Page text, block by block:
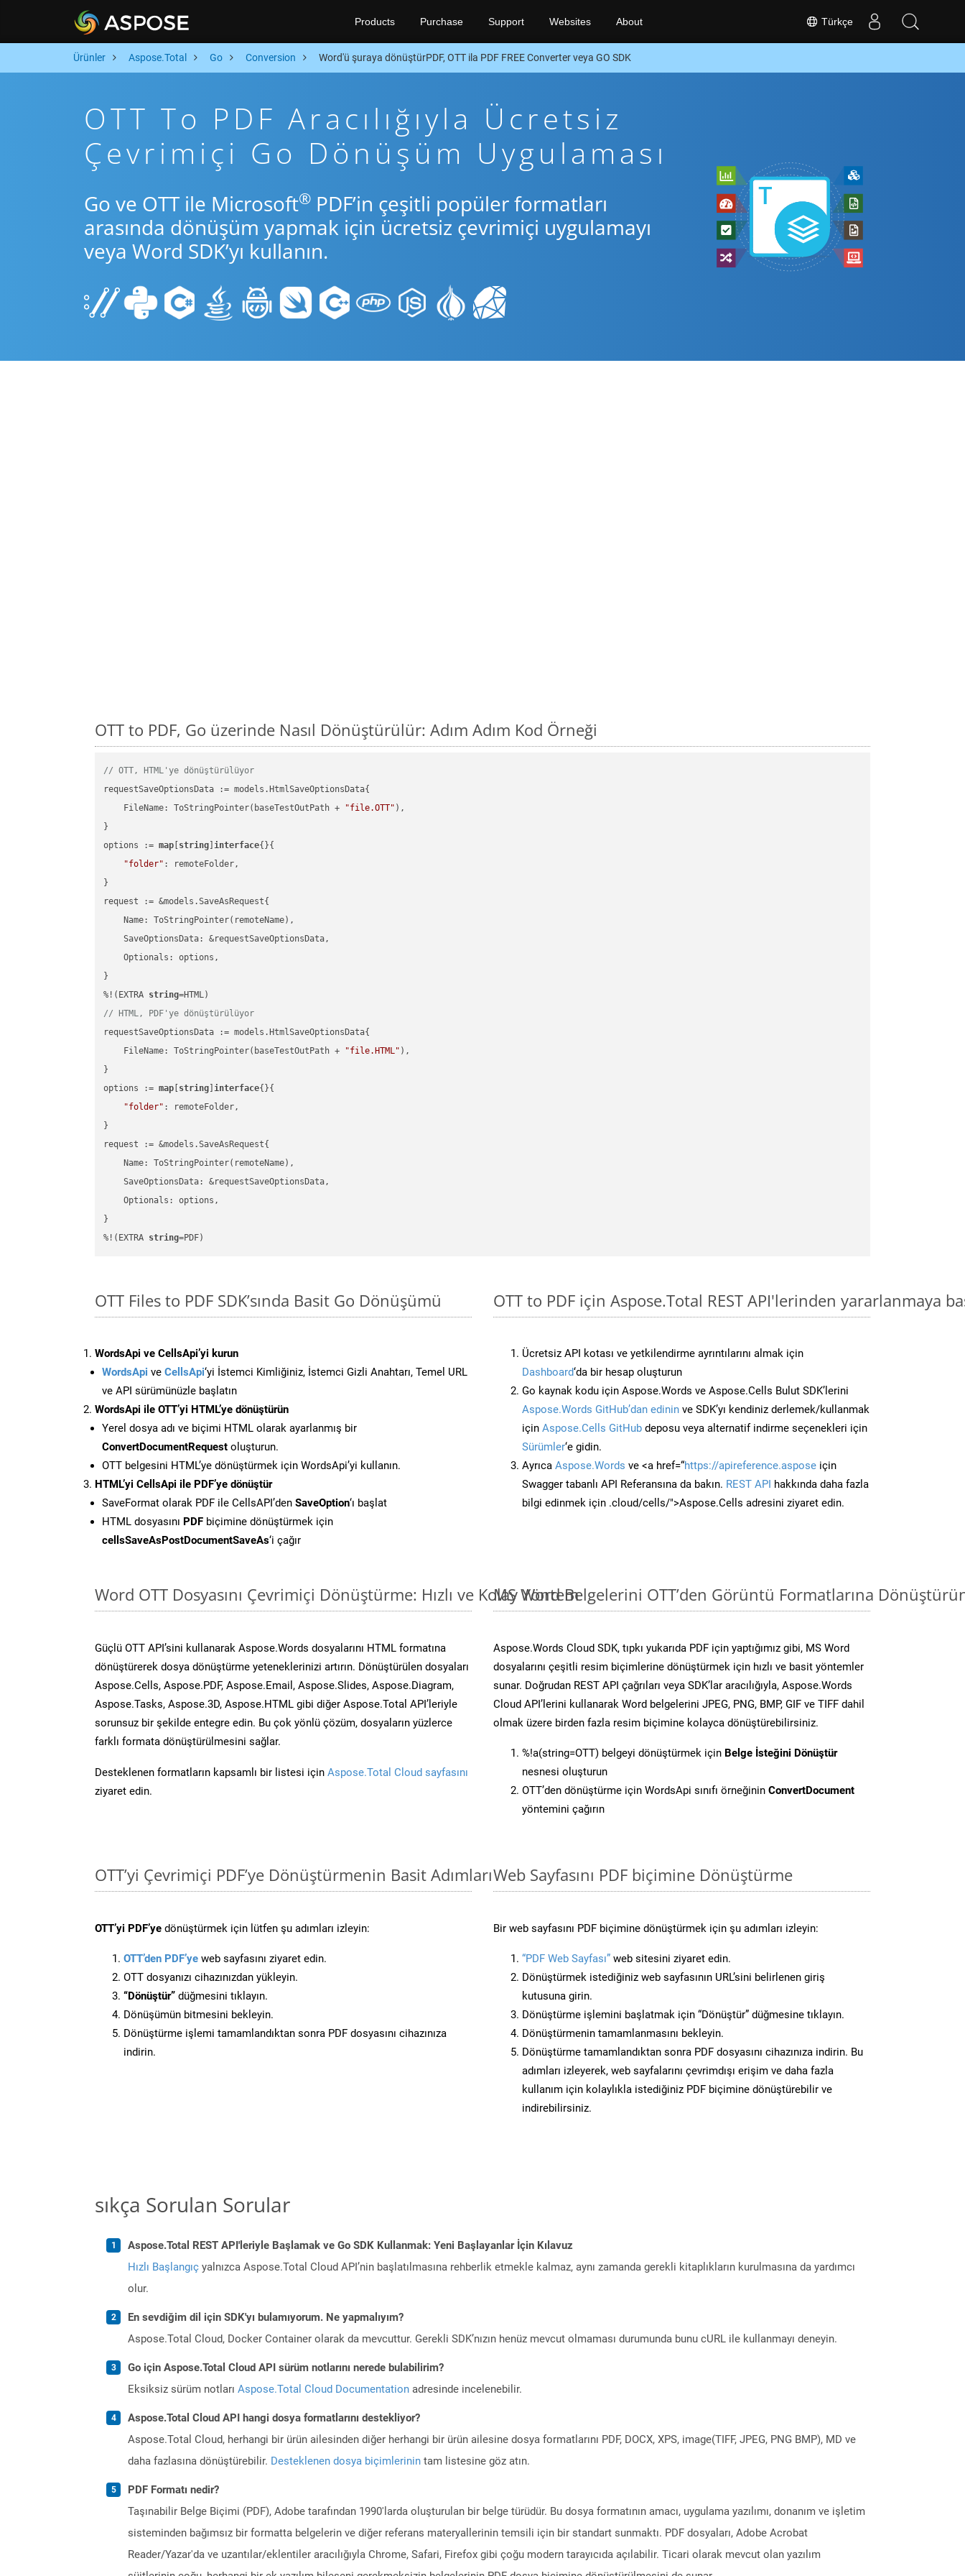
Türkçe
Products Purchase Support Websites About
Ürünler Aspose.Total Go Conversion Word'ü şuraya dönüştürPDF, OTT ila PDF FREE Converter veya GO SDK
OTT To PDF Aracılığıyla Ücretsiz
Çevrimiçi Go Dönüşüm Uygulaması
Go ve OTT ile Microsoft® PDF’in çeşitli popüler formatları
arasında dönüşüm yapmak için ücretsiz çevrimiçi uygulamayı
veya Word SDK’yı kullanın.
OTT to PDF, Go üzerinde Nasıl Dönüştürülür: Adım Adım Kod Örneği
// OTT, HTML'ye dönüştürülüyor
requestSaveOptionsData := models.HtmlSaveOptionsData{
    FileName: ToStringPointer(baseTestOutPath +
"file.OTT" ),
}
options := map string ]interface{}{
"folder" : remoteFolder,
}
request := &models.SaveAsRequest{
    Name: ToStringPointer(remoteName),
    SaveOptionsData: &requestSaveOptionsData,
    Optionals: options,
}
%!(EXTRA string
// HTML, PDF'ye dönüştürülüyor
requestSaveOptionsData := models.HtmlSaveOptionsData{
    FileName: ToStringPointer(baseTestOutPath +
"file.HTML" ),
}
options := map string ]interface{}{
"folder" : remoteFolder,
}
request := &models.SaveAsRequest{
    Name: ToStringPointer(remoteName),
    SaveOptionsData: &requestSaveOptionsData,
    Optionals: options,
}
%!(EXTRA string=PDF)
OTT Files to PDF SDK’sında Basit Go Dönüşümü
WordsApi ve CellsApi’yi kurun
WordsApi ve CellsApi‘yi İstemci Kimliğiniz, İstemci Gizli Anahtarı, Temel URL
ve API sürümünüzle başlatın
WordsApi ile OTT’yi HTML’ye dönüştürün
Yerel dosya adı ve biçimi HTML olarak ayarlanmış bir
ConvertDocumentRequest oluşturun.
OTT belgesini HTML’ye dönüştürmek için WordsApi’yi kullanın.
HTML’yi CellsApi ile PDF’ye dönüştür
SaveFormat olarak PDF ile CellsAPI’den SaveOption‘ı başlat
HTML dosyasını PDF biçimine dönüştürmek için
cellsSaveAsPostDocumentSaveAs‘i çağır
OTT to PDF için Aspose.Total REST API'lerinden yararlanmaya
Ücretsiz API kotası ve yetkilendirme ayrıntılarını almak için
Dashboard‘da bir hesap oluşturun
Go kaynak kodu için Aspose.Words ve Aspose.Cells Bulut SDK’lerini
Aspose.Words GitHub’dan edinin ve SDK’yı kendiniz derlemek/kullanmak
için Aspose.Cells GitHub deposu veya alternatif indirme seçenekleri için
Sürümler‘e gidin.
Ayrıca Aspose.Words ve <a href=“https://apireference.aspose için
Swagger tabanlı API Referansına da bakın. REST API hakkında daha fazla
bilgi edinmek için .cloud/cells/">Aspose.Cells adresini ziyaret edin.
Word OTT Dosyasını Çevrimiçi Dönüştürme: Hızlı ve Kolay Yöntem
Güçlü OTT API’sini kullanarak Aspose.Words dosyalarını HTML formatına
dönüştürerek dosya dönüştürme yeteneklerinizi artırın. Dönüştürülen dosyaları
Aspose.Cells, Aspose.PDF, Aspose.Email, Aspose.Slides, Aspose.Diagram,
Aspose.Tasks, Aspose.3D, Aspose.HTML gibi diğer Aspose.Total API’leriyle
sorunsuz bir şekilde entegre edin. Bu çok yönlü çözüm, dosyaların yüzlerce
farklı formata dönüştürülmesini sağlar.
Desteklenen formatların kapsamlı bir listesi için Aspose.Total Cloud sayfasını
ziyaret edin.
MS Word Belgelerini OTT’den Görüntü Formatlarına Dönüştürün
Aspose.Words Cloud SDK, tıpkı yukarıda PDF için yaptığımız gibi, MS Word
dosyalarını çeşitli resim biçimlerine dönüştürmek için hızlı ve basit yöntemler
sunar. Doğrudan REST API çağrıları veya SDK’lar aracılığıyla, Aspose.Words
Cloud API’lerini kullanarak Word belgelerini JPEG, PNG, BMP, GIF ve TIFF dahil
olmak üzere birden fazla resim biçimine kolayca dönüştürebilirsiniz.
%!a(string=OTT) belgeyi dönüştürmek için Belge İsteğini Dönüştür
nesnesi oluşturun
OTT’den dönüştürme için WordsApi sınıfı örneğinin ConvertDocument
yöntemini çağırın
OTT’yi Çevrimiçi PDF’ye Dönüştürmenin Basit Adımları
OTT’yi PDF’ye dönüştürmek için lütfen şu adımları izleyin:
OTT’den PDF’ye web sayfasını ziyaret edin.
OTT dosyanızı cihazınızdan yükleyin.
“Dönüştür” düğmesini tıklayın.
Dönüşümün bitmesini bekleyin.
Dönüştürme işlemi tamamlandıktan sonra PDF dosyasını cihazınıza
indirin.
Web Sayfasını PDF biçimine Dönüştürme
Bir web sayfasını PDF biçimine dönüştürmek için şu adımları izleyin:
“PDF Web Sayfası” web sitesini ziyaret edin.
Dönüştürmek istediğiniz web sayfasının URL’sini belirlenen giriş
kutusuna girin.
Dönüştürme işlemini başlatmak için “Dönüştür” düğmesine tıklayın.
Dönüştürmenin tamamlanmasını bekleyin.
Dönüştürme tamamlandıktan sonra PDF dosyasını cihazınıza indirin. Bu
adımları izleyerek, web sayfalarını çevrimdışı erişim ve daha fazla
kullanım için kolaylıkla istediğiniz PDF biçimine dönüştürebilir ve
indirebilirsiniz.
sıkça Sorulan Sorular
Aspose.Total REST API'leriyle Başlamak ve Go SDK Kullanmak: Yeni Başlayanlar İçin Kılavuz
Hızlı Başlangıç yalnızca Aspose.Total Cloud API’nin başlatılmasına rehberlik etmekle kalmaz, aynı zamanda gerekli kitaplıkların kurulmasına da yardımcı
olur.
En sevdiğim dil için SDK'yı bulamıyorum. Ne yapmalıyım?
Aspose.Total Cloud, Docker Container olarak da mevcuttur. Gerekli SDK’nızın henüz mevcut olmaması durumunda bunu cURL ile kullanmayı deneyin.
Go için Aspose.Total Cloud API sürüm notlarını nerede bulabilirim?
Eksiksiz sürüm notları Aspose.Total Cloud Documentation adresinde incelenebilir.
Aspose.Total Cloud API hangi dosya formatlarını destekliyor?
Aspose.Total Cloud, herhangi bir ürün ailesinden diğer herhangi bir ürün ailesine dosya formatlarını PDF, DOCX, XPS, image(TIFF, JPEG, PNG BMP), MD ve
daha fazlasına dönüştürebilir. Desteklenen dosya biçimlerinin tam listesine göz atın.
PDF Formatı nedir?
Taşınabilir Belge Biçimi (PDF), Adobe tarafından 1990'larda oluşturulan bir belge türüdür. Bu dosya formatının amacı, uygulama yazılımı, donanım ve işletim
sisteminden bağımsız bir formatta belgelerin ve diğer referans materyallerinin temsili için bir standart sunmaktı. PDF dosyaları, Adobe Acrobat
Reader/Yazar'da ve uzantılar/eklentiler aracılığıyla Chrome, Safari, Firefox gibi çoğu modern tarayıcıda açılabilir. Ticari olarak mevcut olan yazılım